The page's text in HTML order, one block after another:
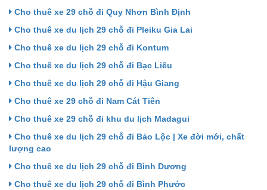
Cho thuê xe 29 chỗ đi Quy Nhơn Bình Định
Cho thuê xe du lịch 29 chỗ đi Pleiku Gia Lai
Cho thuê xe du lịch 29 chỗ đi Kontum
Cho thuê xe du lịch 29 chỗ đi Bạc Liêu
Cho thuê xe du lịch 29 chỗ đi Hậu Giang
Cho thuê xe 29 chỗ đi Nam Cát Tiên
Cho thuê xe 29 chỗ đi khu du lịch Madagui
Cho thuê xe du lịch 29 chỗ đi Bảo Lộc | Xe đời mới, chất
lượng cao
Cho thuê xe du lịch 29 chỗ đi Bình Dương
Cho thuê xe du lịch 29 chỗ đi Bình Phước